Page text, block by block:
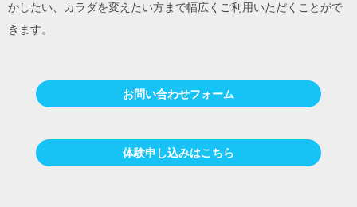
かしたい、カラダを変えたい方まで幅広くご利用いただくことがで
きます。
お問い合わせフォーム
体験申し込みはこちら